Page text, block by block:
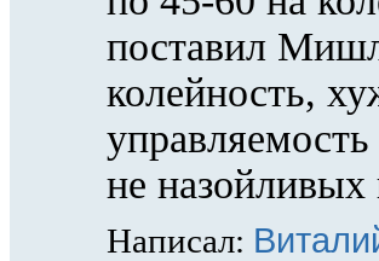
поставил
колейность,
не
Написал: